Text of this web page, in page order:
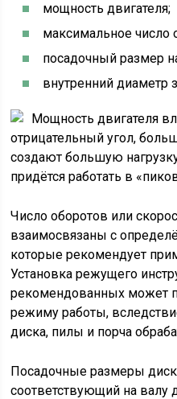
мощность двигателя;
максимальное число
посадочный размер
внутренний диаметр
Мощность двигателя
отрицательный угол,
создают большую
придётся работать в
Число оборотов или
взаимосвязаны с
которые рекомендует
Установка режущего
рекомендованных может
режиму работы,
диска, пилы и порча
Посадочные размеры
соответствующий на валу